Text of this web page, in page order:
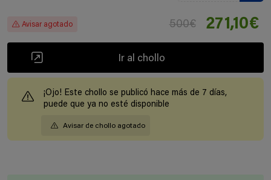
Avisar agotado 500€ 271,10€
Ir al chollo
¡Ojo! Este chollo se publicó hace más de 7 días,
puede que ya no esté disponible
Avisar de chollo agotado